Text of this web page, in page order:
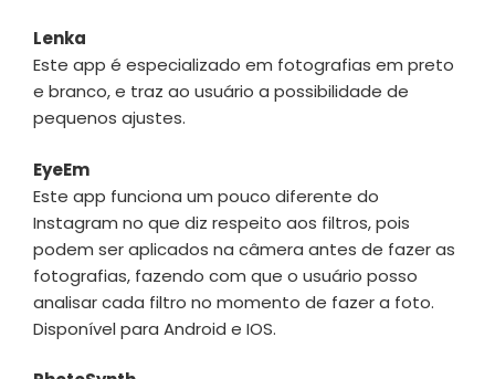
Lenka
Este app é especializado em fotografias em preto
e branco, e traz ao usuário a possibilidade de
pequenos ajustes.
EyeEm
Este app funciona um pouco diferente do
Instagram no que diz respeito aos filtros, pois
podem ser aplicados na câmera antes de fazer as
fotografias, fazendo com que o usuário posso
analisar cada filtro no momento de fazer a foto.
Disponível para Android e IOS.